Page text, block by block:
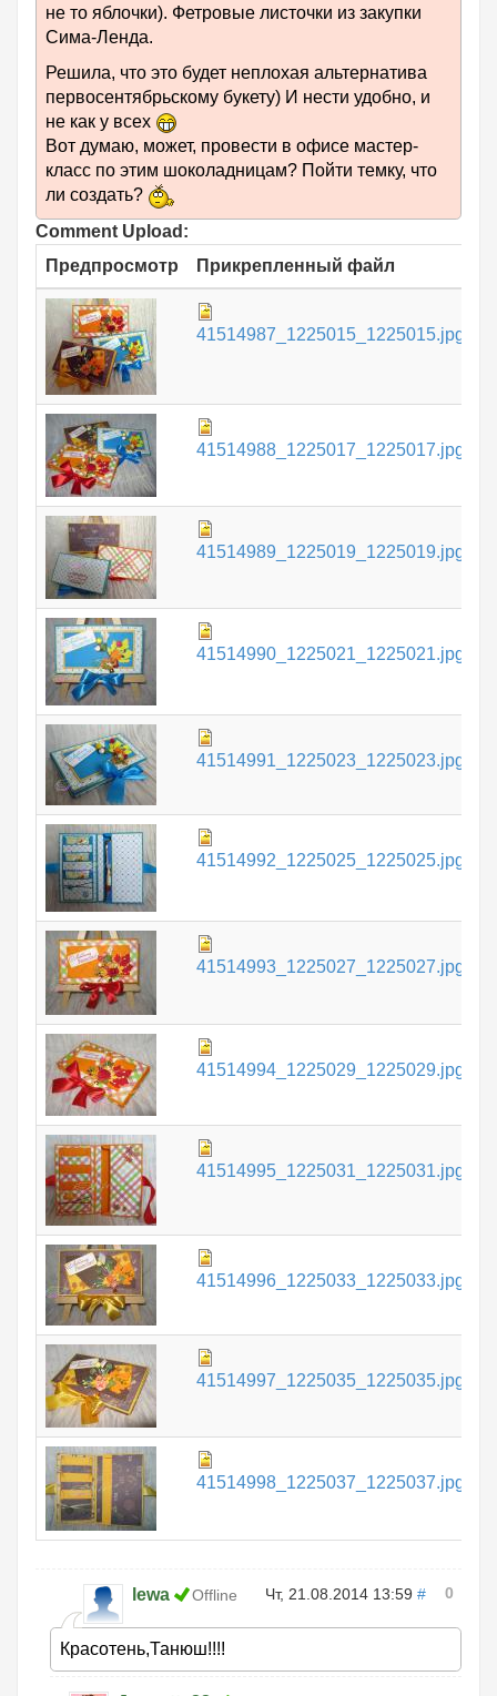
не то яблочки). Фетровые листочки из закупки
Сима-Ленда.
Решила, что это будет неплохая альтернатива
первосентябрьскому букету) И нести удобно, и
не как у всех
Вот думаю, может, провести в офисе мастер-
класс по этим шоколадницам? Пойти темку, что
ли создать?
Comment Upload:
Предпросмотр
Прикрепленный файл
41514987_1225015_1225015.jpg
41514988_1225017_1225017.jpg
41514989_1225019_1225019.jpg
41514990_1225021_1225021.jpg
41514991_1225023_1225023.jpg
41514992_1225025_1225025.jpg
41514993_1225027_1225027.jpg
41514994_1225029_1225029.jpg
41514995_1225031_1225031.jpg
41514996_1225033_1225033.jpg
41514997_1225035_1225035.jpg
41514998_1225037_1225037.jpg
lewa Offline Чт, 21.08.2014 13:59 # 0
Красотень,Танюш!!!!